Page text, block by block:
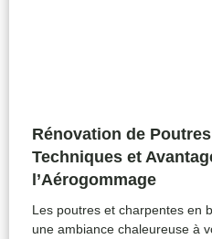
Rénovation de
Techniques et
l’Aérogommage
Les poutres et charpentes en
une ambiance chaleureuse à